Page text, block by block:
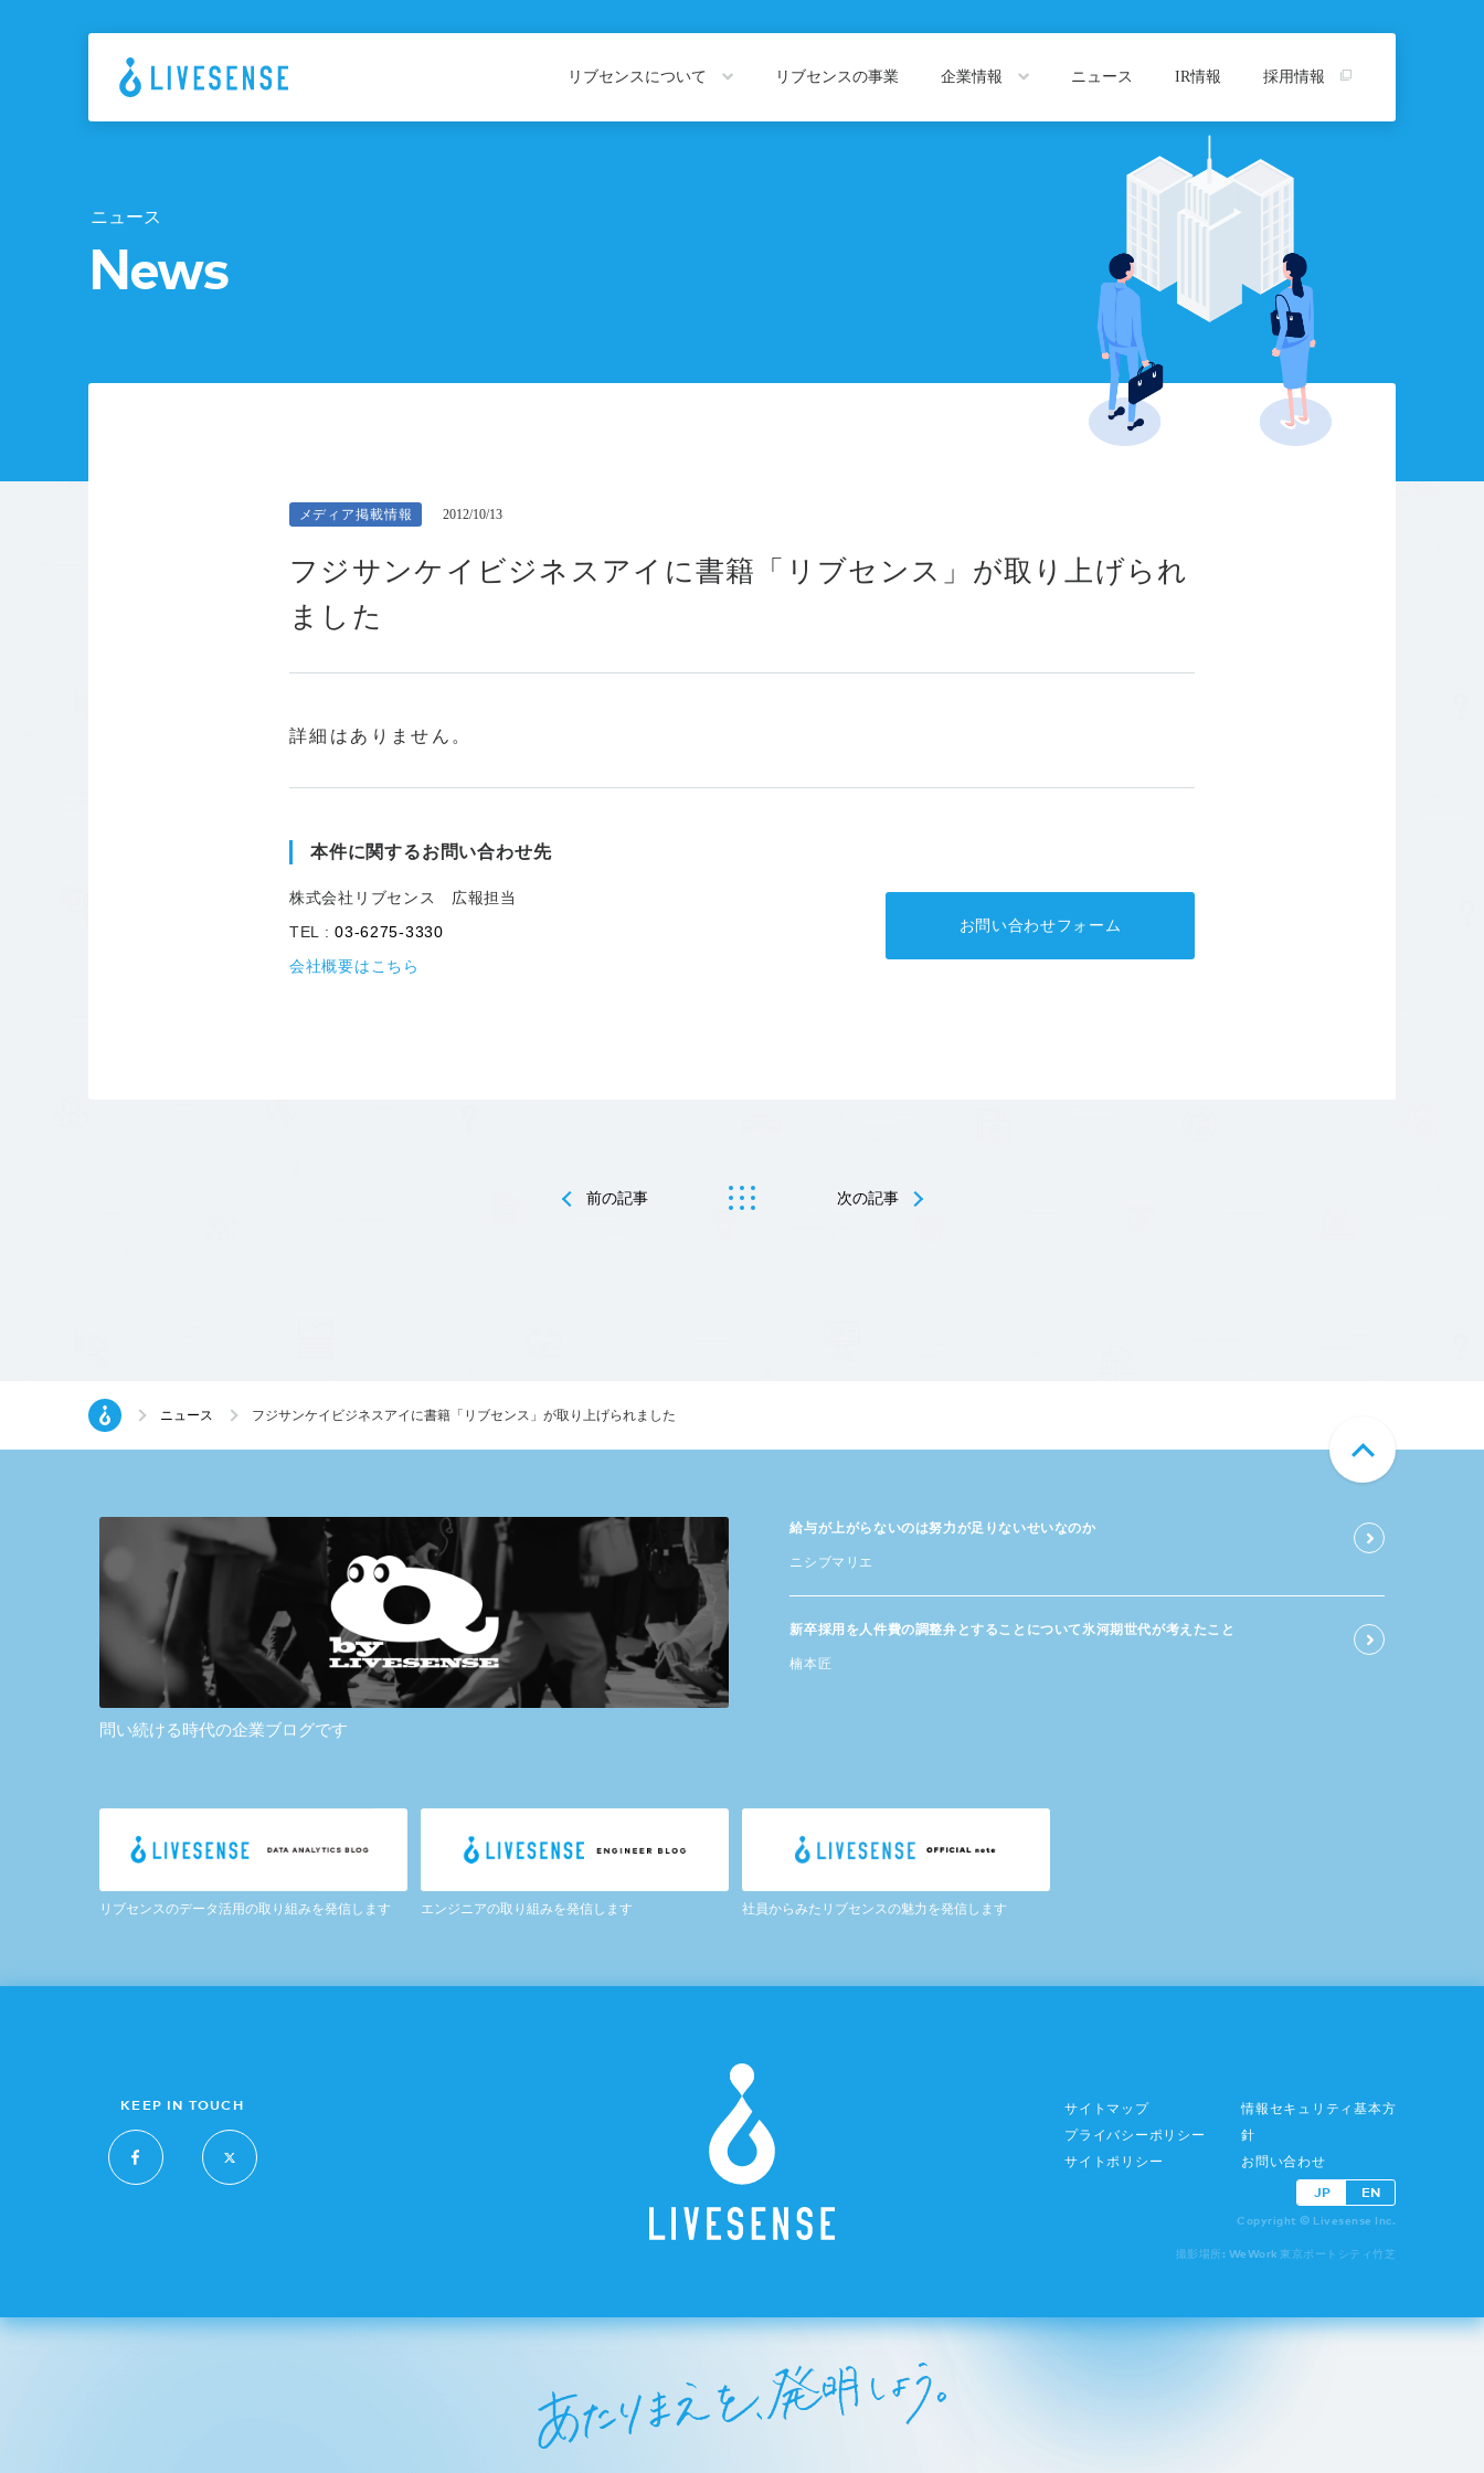
リブセンスについて リブセンスの事業 企業情報
沿革
アルムナイの方はこちら
ニュース IR情報 採用情報
ニュース
News
メディア掲載情報 2012/10/13
フジサンケイビジネスアイに書籍「リブセンス」が取り上げられ
ました
詳細はありません。
本件に関するお問い合わせ先
株式会社リブセンス 広報担当
TEL :03-6275-3330
会社概要はこちら
お問い合わせフォーム
前の記事 次の記事
ニュース フジサンケイビジネスアイに書籍「リブセンス」が取り上げられました
問い続ける時代の企業ブログです
給与が​上がらないのは​努力が​足りないせいなのか
ニシブマリエ
新卒採用を​人件費の​調整弁と​する​ことに​ついて​氷河期世代が​考えた​こと
楠本匠
リブセンスのデータ活用の取り組みを発信します エンジニアの取り組みを発信します 社員からみたリブセンスの魅力を発信します
KEEP IN TOUCH
サイトマップ
プライバシーポリシー
サイトポリシー
情報セキュリティ基本方
針
お問い合わせ
JP EN
Copyright © Livesense Inc.
撮影場所: WeWork 東京ポートシティ竹芝